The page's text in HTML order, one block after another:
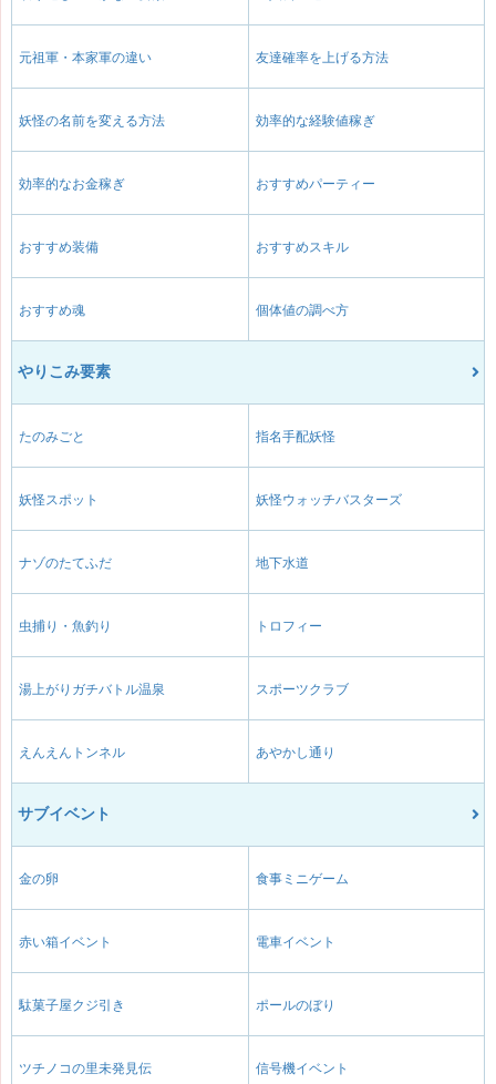
元祖軍・本家軍の違い 友達確率を上げる方法
妖怪の名前を変える方法 効率的な経験値稼ぎ
効率的なお金稼ぎ おすすめパーティー
おすすめ装備 おすすめスキル
おすすめ魂 個体値の調べ方
やりこみ要素
たのみごと 指名手配妖怪
妖怪スポット 妖怪ウォッチバスターズ
ナゾのたてふだ 地下水道
虫捕り・魚釣り トロフィー
湯上がりガチバトル温泉 スポーツクラブ
えんえんトンネル あやかし通り
サブイベント
金の卵 食事ミニゲーム
赤い箱イベント 電車イベント
駄菓子屋クジ引き ポールのぼり
ツチノコの里未発見伝 信号機イベント